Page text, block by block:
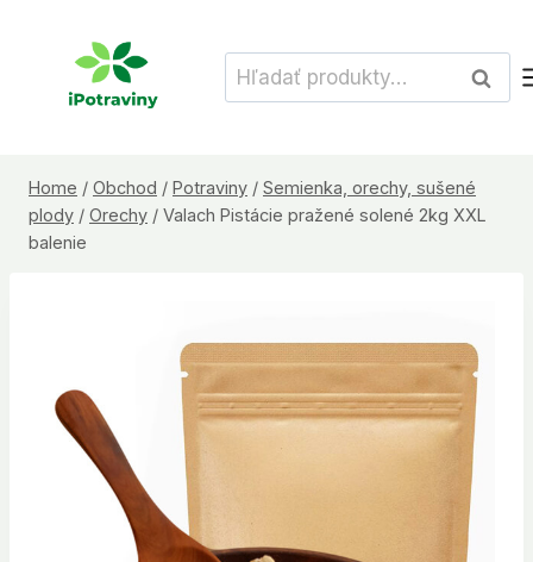
Hľadať:
Home / Obchod / Potraviny / Semienka, orechy, sušené
plody / Orechy / Valach Pistácie pražené solené 2kg XXL
balenie